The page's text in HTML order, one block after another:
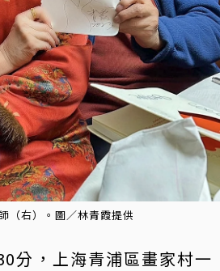
（右）。圖／林青霞提供
分，上海青浦區畫家村一